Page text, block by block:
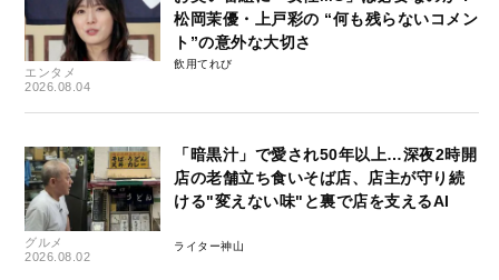
エンタメ
2026.08.04
松岡茉優・上戸彩の “何も残らないコメン
ト”の意外な大切さ
飲用てれび
グルメ
2026.08.02
「暗黒汁」で愛され50年以上…深夜2時開
店の老舗立ち食いそば店、店主が守り続
ける"変えない味"と裏で店を支えるAI
ライター神山